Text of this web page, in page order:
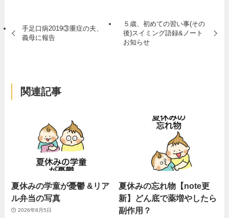
手足口病2019③重症の夫、
義母に報告
５歳、初めての習い事(その
後)スイミング語録&ノート
お知らせ
関連記事
夏休みの学童が憂鬱 &リア
ル弁当の写真
2026年8月5日
夏休みの忘れ物【note更
新】どん底で薬増やしたら
副作用？